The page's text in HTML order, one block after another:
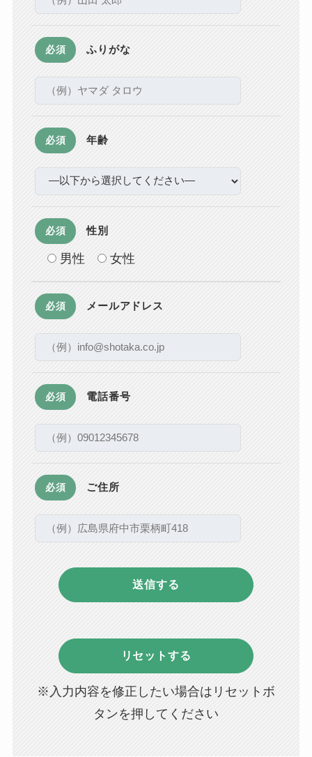
必須 ふりがな
必須 年齢
必須 性別
男性 女性
必須 メールアドレス
必須 電話番号
必須 ご住所
※入力内容を修正したい場合はリセットボ
タンを押してください